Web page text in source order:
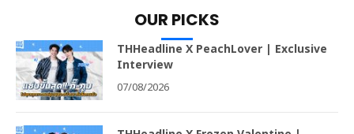
OUR PICKS
THHeadline X PeachLover | Exclusive
Interview
07/08/2026